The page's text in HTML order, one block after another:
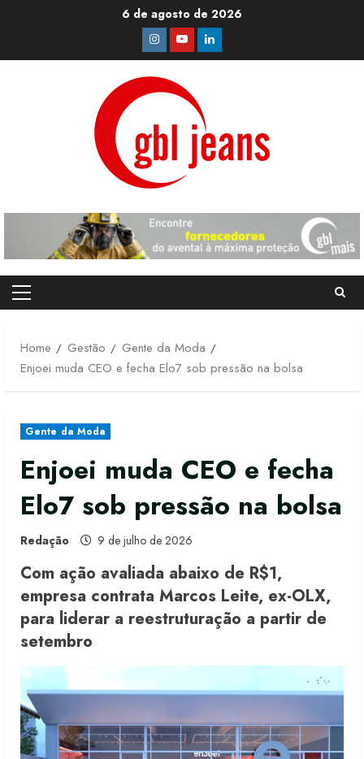
6 de agosto de 2026
Instagram
YoutubeLinkedin
Primary
Home
Gestão
Gente da Moda
Enjoei muda CEO e fecha Elo7 sob pressão na bolsa
Gente da Moda
Enjoei muda CEO e fecha
Elo7 sob pressão na bolsa
Redação 9 de julho de 2026
Com ação avaliada abaixo de R$1,
empresa contrata Marcos Leite, ex-OLX,
para liderar a reestruturação a partir de
setembro